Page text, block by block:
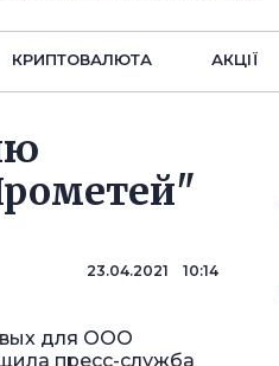
КРИПТОВАЛЮТА АКЦІЇ
23.04.2021 10:14
для ООО
пресс-служба